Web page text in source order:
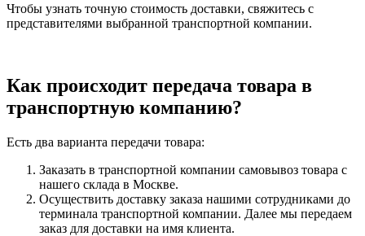
Чтобы узнать точную стоимость доставки, свяжитесь с
представителями выбранной транспортной компании.
Как происходит передача товара в
транспортную компанию?
Есть два варианта передачи товара:
Заказать в транспортной компании самовывоз товара с
нашего склада в Москве.
Осуществить доставку заказа нашими сотрудниками до
терминала транспортной компании. Далее мы передаем
заказ для доставки на имя клиента.